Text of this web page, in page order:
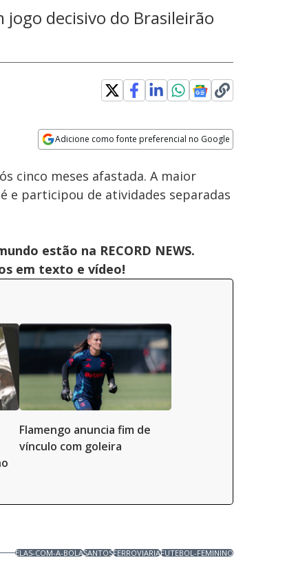
decisivo do Brasileirão
Adicione como fonte preferencial no Google
Atacante Kerolin já integra o
elenco do Barcelona
Velocidade
cinco meses afastada. A maior
e participou de atividades separadas
estão na RECORD NEWS.
em texto e vídeo!
Flamengo anuncia fim de
vínculo com goleira
ELAS-COM-A-BOLASANTOSFERROVIARIAFUTEBOL-FEMININO